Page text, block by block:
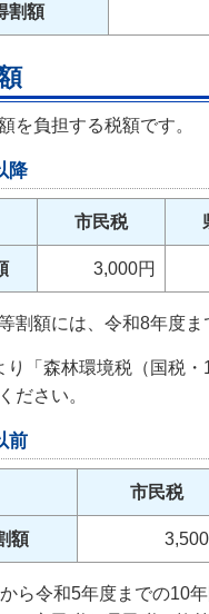
割額
を負担する税額です。
降
市民税
3,000円
割額には、令和8年度
り「森林環境税（国税
ださい。
前
市民税
額
ら令和5年度までの10